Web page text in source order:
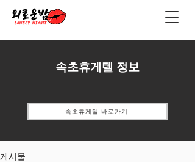
속초휴게텔 정보
속초휴게텔 바로가기
게시물